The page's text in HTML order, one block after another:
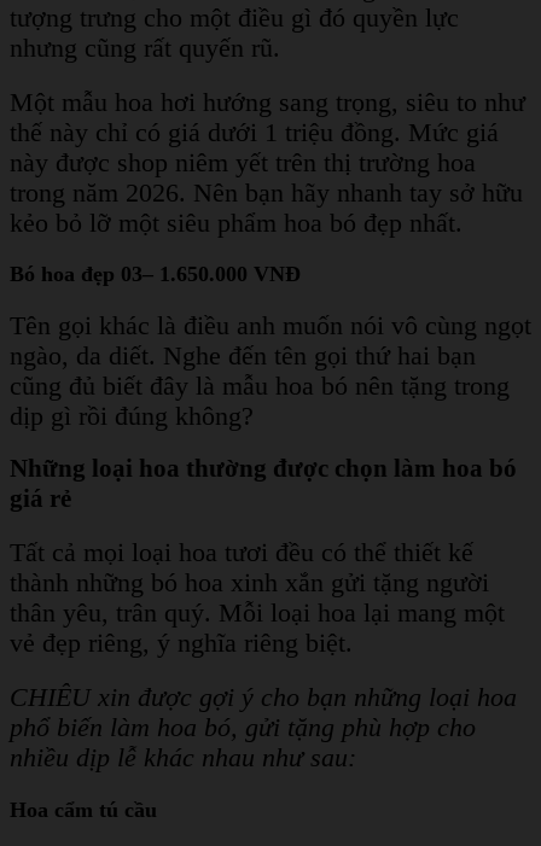
tượng trưng cho một điều gì đó quyền lực
nhưng cũng rất quyến rũ.
Một mẫu hoa hơi hướng sang trọng, siêu to như
thế này chỉ có giá dưới 1 triệu đồng. Mức giá
này được shop niêm yết trên thị trường hoa
trong năm 2026. Nên bạn hãy nhanh tay sở hữu
kẻo bỏ lỡ một siêu phẩm hoa bó đẹp nhất.
Bó hoa đẹp 03– 1.650.000 VNĐ
Tên gọi khác là điều anh muốn nói vô cùng ngọt
ngào, da diết. Nghe đến tên gọi thứ hai bạn
cũng đủ biết đây là mẫu hoa bó nên tặng trong
dịp gì rồi đúng không?
Những loại hoa thường được chọn làm hoa bó
giá rẻ
Tất cả mọi loại hoa tươi đều có thể thiết kế
thành những bó hoa xinh xắn gửi tặng người
thân yêu, trân quý. Mỗi loại hoa lại mang một
vẻ đẹp riêng, ý nghĩa riêng biệt.
CHIÊU xin được gợi ý cho bạn những loại hoa
phổ biến làm hoa bó, gửi tặng phù hợp cho
nhiều dịp lễ khác nhau như sau:
Hoa cẩm tú cầu